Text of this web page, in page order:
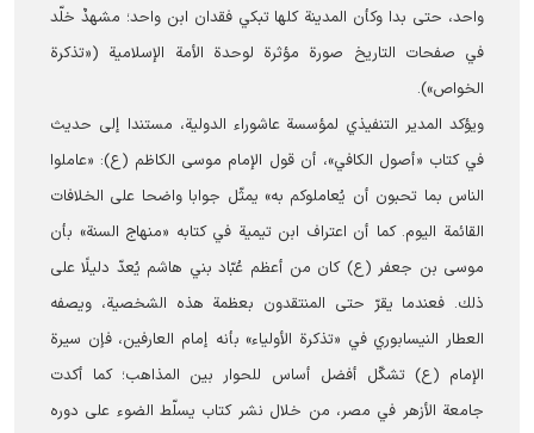
واحد، حتى بدا وكأن المدينة كلها تبكي فقدان ابن واحد؛ مشهدٌ خلّد
في صفحات التاريخ صورة مؤثرة لوحدة الأمة الإسلامية («تذكرة
الخواص»).
ويؤكد المدير التنفيذي لمؤسسة عاشوراء الدولية، مستندا إلى حديث
في كتاب «أصول الكافي»، أن قول الإمام موسى الكاظم (ع): «عاملوا
الناس بما تحبون أن يُعاملوكم به» يمثّل جوابا واضحا على الخلافات
القائمة اليوم. كما أن اعتراف ابن تيمية في كتابه «منهاج السنة» بأن
موسى بن جعفر (ع) كان من أعظم عُبّاد بني هاشم يُعدّ دليلًا على
ذلك. فعندما يقرّ حتى المنتقدون بعظمة هذه الشخصية، ويصفه
العطار النيسابوري في «تذكرة الأولياء» بأنه إمام العارفين، فإن سيرة
الإمام (ع) تشكّل أفضل أساس للحوار بين المذاهب؛ كما أكدت
جامعة الأزهر في مصر، من خلال نشر كتاب يسلّط الضوء على دوره